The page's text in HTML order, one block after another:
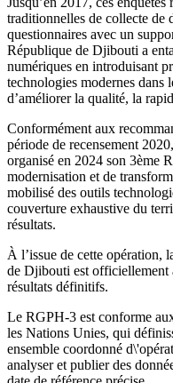
traditionnelles de collecte de
questionnaires avec un
République de Djibouti a
numériques en introduisant
technologies modernes dans
d’améliorer la qualité, la
Conformément aux
période de recensement
organisé en 2024 son 3ème
modernisation et de
mobilisé des outils
couverture exhaustive du
résultats.
À l’issue de cette opération,
de Djibouti est officiellement
résultats définitifs.
Le RGPH-3 est conforme
les Nations Unies, qui
ensemble coordonné
analyser et publier des